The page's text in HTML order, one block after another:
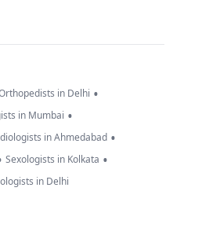
in Delhi •
in Mumbai •
in Ahmedabad •
Sexologists in Kolkata •
in Delhi